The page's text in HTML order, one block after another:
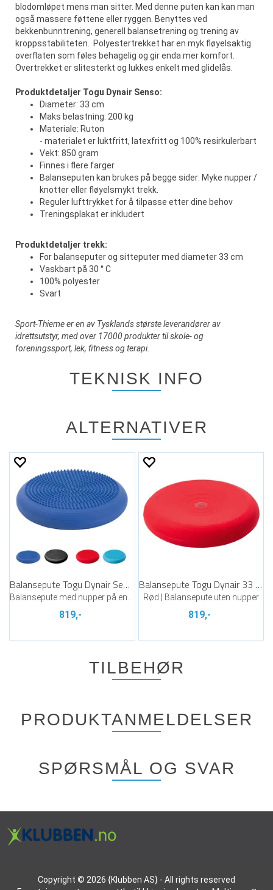
blodomløpet mens man sitter. Med denne puten kan kan man
også massere føttene eller ryggen. Benyttes ved
bekkenbunntrening, generell balansetrening og trening av
kroppsstabiliteten. Polyestertrekket har en myk fløyelsaktig
overflaten som føles behagelig og gir enda mer komfort.
Overtrekket er slitesterkt og lukkes enkelt med glidelås.
Produktdetaljer Togu Dynair Senso:
Diameter: 33 cm
Maks belastning: 200 kg
Materiale: Ruton
- materialet er luktfritt, latexfritt og 100% resirkulerbart
Vekt: 850 gram
Finnes i flere farger
Balanseputen kan brukes på begge sider: Myke nupper /
knotter eller fløyelsmykt trekk.
Reguler lufttrykket for å tilpasse etter dine behov
Treningsplakat er inkludert
Produktdetaljer trekk:
For balanseputer og sitteputer med diameter 33 cm
Vaskbart på 30 ° C
100% polyester
Svart
Sport-Thieme er en av Tysklands største leverandører av
idrettsutstyr, med over 17000 produkter til skole- og
foreningssport, lek, fitness og terapi.
TEKNISK INFO
ALTERNATIVER
Balansepute Togu Dynair Senso 33 cm
819,-
Balansepute Togu Dynair 33 cm
Rød | Balansepute uten nupper
819,-
TILBEHØR
PRODUKTANMELDELSER
SPØRSMÅL OG SVAR
Copyright © 2026 {Klubben AS} - All rights reserved